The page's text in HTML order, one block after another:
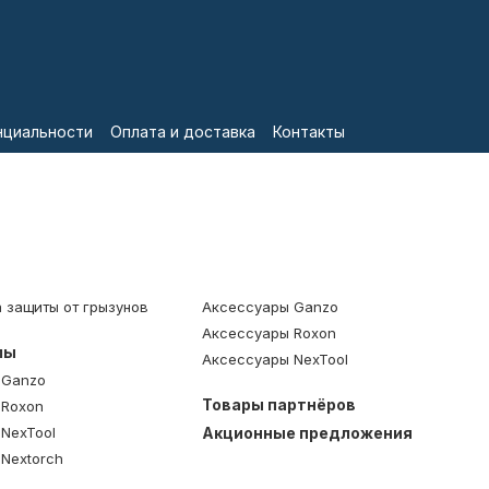
Оплата и доставка Контакты
защиты от грызунов
Аксессуары Ganzo
Аксессуары Roxon
Аксессуары NexTool
Товары партнёров
Акционные предложения